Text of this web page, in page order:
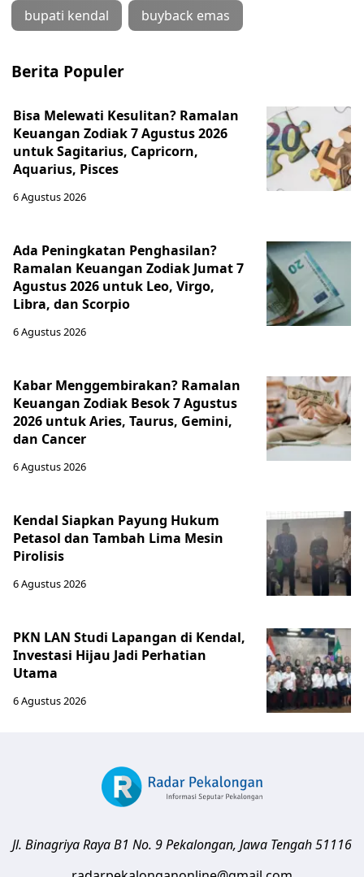
bupati kendal buyback emas
Berita Populer
Bisa Melewati Kesulitan? Ramalan
Keuangan Zodiak 7 Agustus 2026
untuk Sagitarius, Capricorn,
Aquarius, Pisces
6 Agustus 2026
Ada Peningkatan Penghasilan?
Ramalan Keuangan Zodiak Jumat 7
Agustus 2026 untuk Leo, Virgo,
Libra, dan Scorpio
6 Agustus 2026
Kabar Menggembirakan? Ramalan
Keuangan Zodiak Besok 7 Agustus
2026 untuk Aries, Taurus, Gemini,
dan Cancer
6 Agustus 2026
Kendal Siapkan Payung Hukum
Petasol dan Tambah Lima Mesin
Pirolisis
6 Agustus 2026
PKN LAN Studi Lapangan di Kendal,
Investasi Hijau Jadi Perhatian
Utama
6 Agustus 2026
Jl. Binagriya Raya B1 No. 9Pekalongan, Jawa Tengah51116